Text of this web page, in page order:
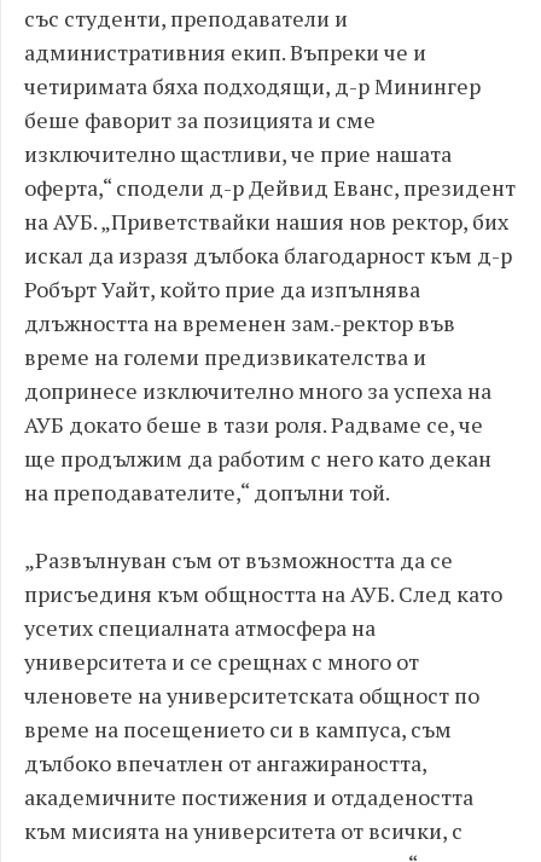
със студенти, преподаватели и
административния екип. Въпреки че и
четиримата бяха подходящи, д-р Минингер
беше фаворит за позицията и сме
изключително щастливи, че прие нашата
оферта,“ сподели д-р Дейвид Еванс, президент
на АУБ. „Приветствайки нашия нов ректор, бих
искал да изразя дълбока благодарност към д-р
Робърт Уайт, който прие да изпълнява
длъжността на временен зам.-ректор във
време на големи предизвикателства и
допринесе изключително много за успеха на
АУБ докато беше в тази роля. Радваме се, че
ще продължим да работим с него като декан
на преподавателите,“ допълни той.
„Развълнуван съм от възможността да се
присъединя към общността на АУБ. След като
усетих специалната атмосфера на
университета и се срещнах с много от
членовете на университетската общност по
време на посещението си в кампуса, съм
дълбоко впечатлен от ангажираността,
академичните постижения и отдадеността
към мисията на университета от всички, с